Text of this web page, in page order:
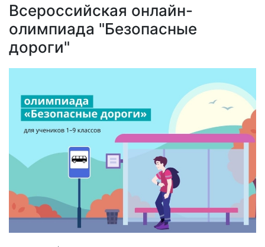
Всероссийская онлайн-
олимпиада "Безопасные
дороги"